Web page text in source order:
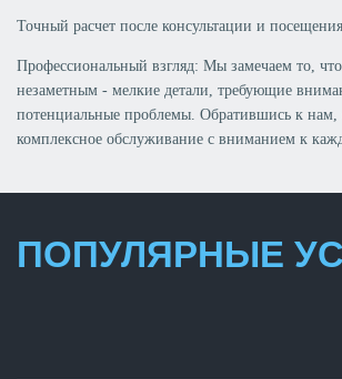
Точный расчет после консультации и
Профессиональный взгляд: Мы замечаем то, что
незаметным - мелкие детали, требующие
потенциальные проблемы. Обратившись к нам,
комплексное обслуживание с вниманием к
ПОПУЛЯРНЫЕ